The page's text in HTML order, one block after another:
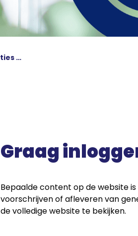
IDH mutaties bij AML – Remco Molenaar
Graag
Bepaalde content op de website
voorschrijven of afleveren van
de volledige website te bekijken.